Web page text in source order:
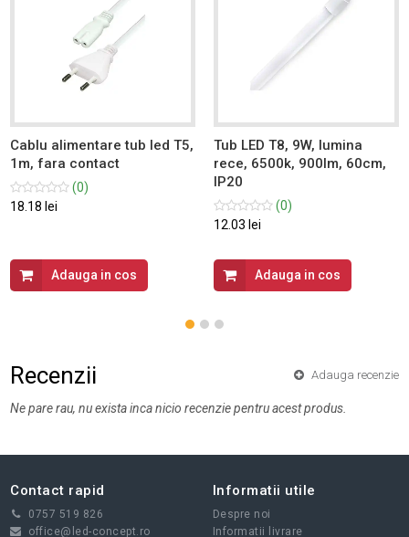
Cablu alimentare tub led T5,
1m, fara contact
(0)
18.18 lei
Adauga in cos
Tub LED T8, 9W, lumina
rece, 6500k, 900lm, 60cm,
IP20
(0)
12.03 lei
Adauga in cos
Recenzii Adauga recenzie
Ne pare rau, nu exista inca nicio recenzie pentru acest produs.
Contact rapid
0757 519 826
office@led-concept.ro
Informatii utile
Despre noi
Informatii livrare